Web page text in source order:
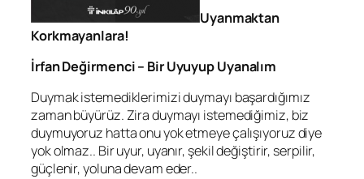
Uyanmaktan
Korkmayanlara!
İrfan Değirmenci – Bir Uyuyup Uyanalım
Duymak istemediklerimizi duymayı başardığımız
zaman büyürüz. Zira duymayı istemediğimiz, biz
duymuyoruz hatta onu yok etmeye çalışıyoruz diye
yok olmaz.. Bir uyur, uyanır, şekil değiştirir, serpilir,
güçlenir, yoluna devam eder..